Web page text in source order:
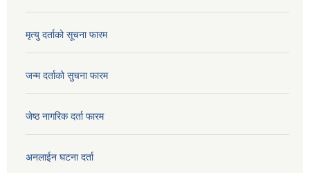
मृत्यु दर्ताको सूचना फारम
जन्म दर्ताको सुचना फारम
जेष्ठ नागरिक दर्ता फारम
अनलाईन घटना दर्ता